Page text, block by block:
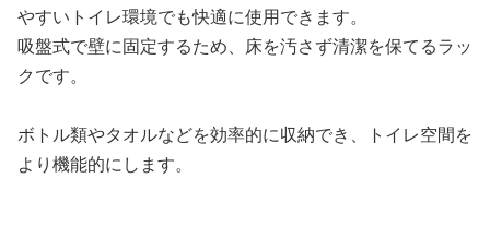
やすいトイレ環境でも快適に使用できます。
吸盤式で壁に固定するため、床を汚さず清潔を保てるラッ
クです。
ボトル類やタオルなどを効率的に収納でき、トイレ空間を
より機能的にします。